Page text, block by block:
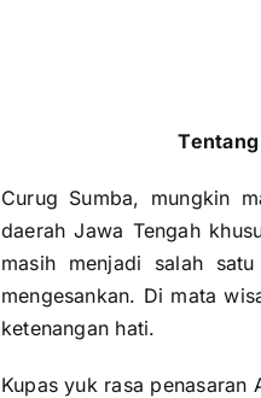
Curug Sumba, mungkin
daerah Jawa Tengah
masih menjadi salah
mengesankan. Di mata
ketenangan hati.
Kupas yuk rasa penasaran